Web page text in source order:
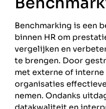
Benchmarking is een
binnen HR om
vergelijken en
te brengen. Door
met externe of interne
organisaties
nemen. Ondanks